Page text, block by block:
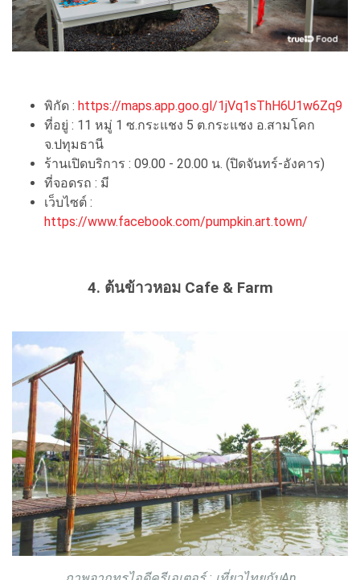
พิกัด : https://maps.app.goo.gl/1jVq1sThH6U1w6Zq9
ที่อยู่ : 11 หมู่ 1 ซ.กระแชง 5 ต.กระแชง อ.สามโคก
จ.ปทุมธานี
ร้านเปิดบริการ : 09.00 - 20.00 น. (ปิดจันทร์-อังคาร)
ที่จอดรถ : มี
เว็บไซต์ :
https://www.facebook.com/pumpkin.art.town/
4. ต้นข้าวหอม Cafe & Farm